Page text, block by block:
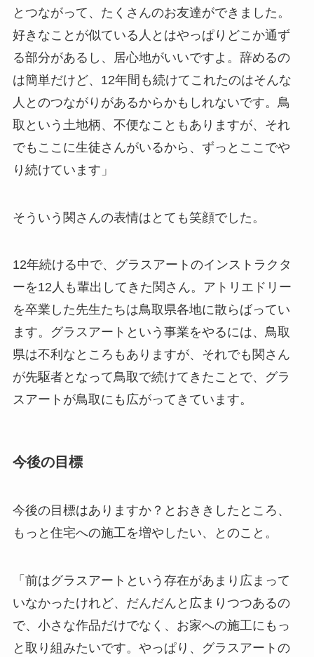
とつながって、たくさんのお友達ができました。
好きなことが似ている人とはやっぱりどこか通ず
る部分があるし、居心地がいいですよ。辞めるの
は簡単だけど、12年間も続けてこれたのはそんな
人とのつながりがあるからかもしれないです。鳥
取という土地柄、不便なこともありますが、それ
でもここに生徒さんがいるから、ずっとここでや
り続けています」
そういう関さんの表情はとても笑顔でした。
12年続ける中で、グラスアートのインストラクタ
ーを12人も輩出してきた関さん。アトリエドリー
を卒業した先生たちは鳥取県各地に散らばってい
ます。グラスアートという事業をやるには、鳥取
県は不利なところもありますが、それでも関さん
が先駆者となって鳥取で続けてきたことで、グラ
スアートが鳥取にも広がってきています。
今後の目標
今後の目標はありますか？とおききしたところ、
もっと住宅への施工を増やしたい、とのこと。
「前はグラスアートという存在があまり広まって
いなかったけれど、だんだんと広まりつつあるの
で、小さな作品だけでなく、お家への施工にもっ
と取り組みたいです。やっぱり、グラスアートの